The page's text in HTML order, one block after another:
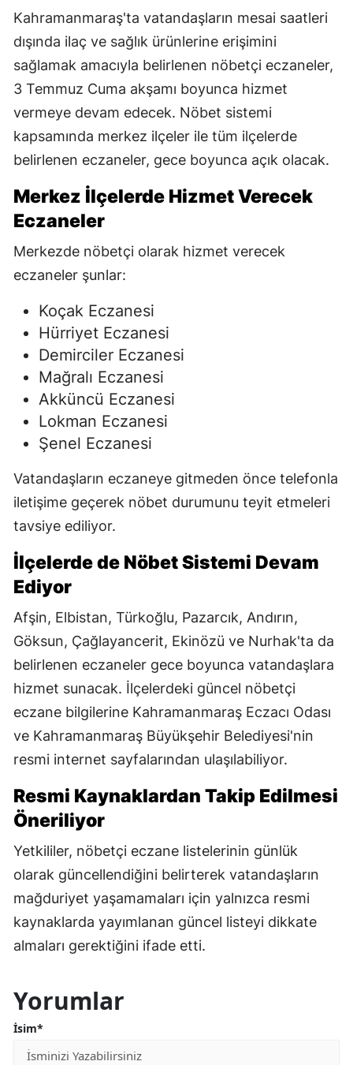
Kahramanmaraş'ta vatandaşların mesai saatleri
dışında ilaç ve sağlık ürünlerine erişimini
sağlamak amacıyla belirlenen nöbetçi eczaneler,
3 Temmuz Cuma akşamı boyunca hizmet
vermeye devam edecek. Nöbet sistemi
kapsamında merkez ilçeler ile tüm ilçelerde
belirlenen eczaneler, gece boyunca açık olacak.
Merkez İlçelerde Hizmet Verecek
Eczaneler
Merkezde nöbetçi olarak hizmet verecek
eczaneler şunlar:
Koçak Eczanesi
Hürriyet Eczanesi
Demirciler Eczanesi
Mağralı Eczanesi
Akküncü Eczanesi
Lokman Eczanesi
Şenel Eczanesi
Vatandaşların eczaneye gitmeden önce telefonla
iletişime geçerek nöbet durumunu teyit etmeleri
tavsiye ediliyor.
İlçelerde de Nöbet Sistemi Devam
Ediyor
Afşin, Elbistan, Türkoğlu, Pazarcık, Andırın,
Göksun, Çağlayancerit, Ekinözü ve Nurhak'ta da
belirlenen eczaneler gece boyunca vatandaşlara
hizmet sunacak. İlçelerdeki güncel nöbetçi
eczane bilgilerine Kahramanmaraş Eczacı Odası
ve Kahramanmaraş Büyükşehir Belediyesi'nin
resmi internet sayfalarından ulaşılabiliyor.
Resmi Kaynaklardan Takip Edilmesi
Öneriliyor
Yetkililer, nöbetçi eczane listelerinin günlük
olarak güncellendiğini belirterek vatandaşların
mağduriyet yaşamamaları için yalnızca resmi
kaynaklarda yayımlanan güncel listeyi dikkate
almaları gerektiğini ifade etti.
Yorumlar
İsim*